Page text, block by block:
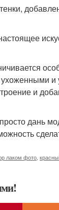
и
дань
лаком фото